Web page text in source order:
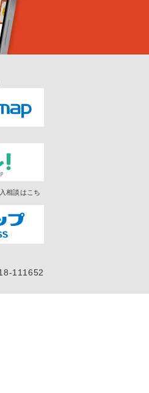
相談はこち
111652